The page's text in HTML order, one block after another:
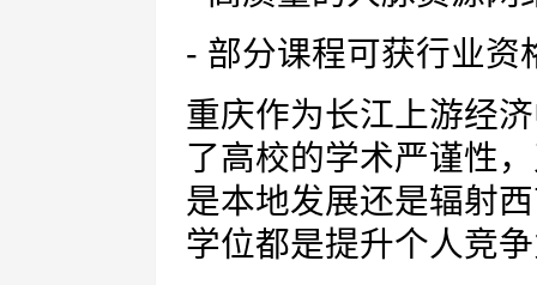
- 部分课程可获行业资
重庆作为长江上游经
了高校的学术严谨性
是本地发展还是辐射
学位都是提升个人竞